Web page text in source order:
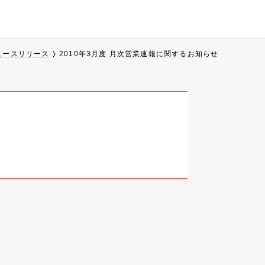
ースリリース 2010年3月度 月次営業速報に関するお知らせ